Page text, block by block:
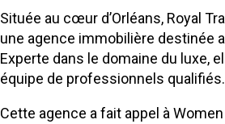
Située au cœur d’Orléans, Royal
une agence immobilière destinée
Experte dans le domaine du luxe,
équipe de professionnels qualifiés.
Cette agence a fait appel à